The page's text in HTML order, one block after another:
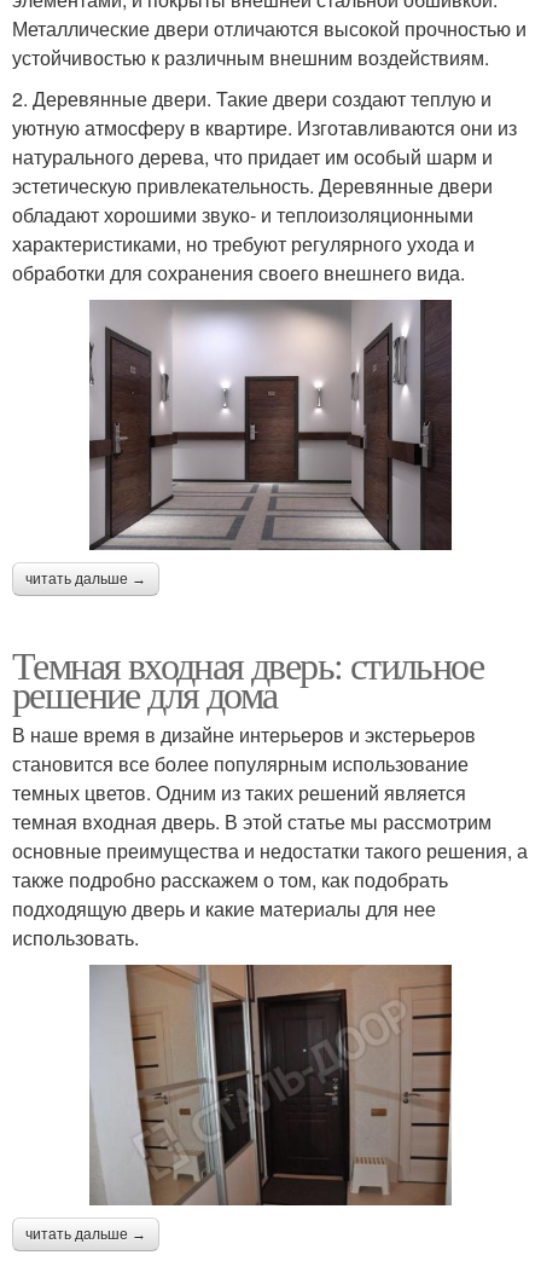
Металлические двери отличаются высокой прочностью и
устойчивостью к различным внешним воздействиям.
2. Деревянные двери. Такие двери создают теплую и
уютную атмосферу в квартире. Изготавливаются они из
натурального дерева, что придает им особый шарм и
эстетическую привлекательность. Деревянные двери
обладают хорошими звуко- и теплоизоляционными
характеристиками, но требуют регулярного ухода и
обработки для сохранения своего внешнего вида.
читать дальше →
Темная входная дверь: стильное
решение для дома
В наше время в дизайне интерьеров и экстерьеров
становится все более популярным использование
темных цветов. Одним из таких решений является
темная входная дверь. В этой статье мы рассмотрим
основные преимущества и недостатки такого решения, а
также подробно расскажем о том, как подобрать
подходящую дверь и какие материалы для нее
использовать.
читать дальше →